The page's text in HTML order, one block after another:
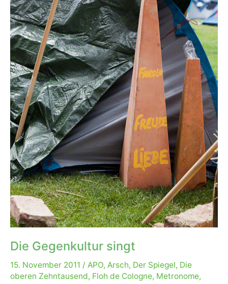
Die Gegenkultur singt
15. November 2011 / APO, Arsch, Der Spiegel, Die
oberen Zehntausend, Floh de Cologne, Metronome,